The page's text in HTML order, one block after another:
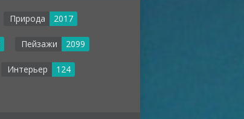
Природа 2017
Пейзажи 2099
Интерьер 124